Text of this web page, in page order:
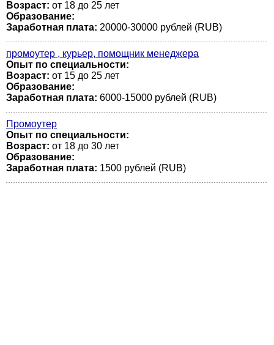
Возраст: от 18 до 25 лет
Образование:
Заработная плата: 20000-30000 рублей (RUB)
промоутер , курьер, помощник менеджера
Опыт по специальности:
Возраст: от 15 до 25 лет
Образование:
Заработная плата: 6000-15000 рублей (RUB)
Промоутер
Опыт по специальности:
Возраст: от 18 до 30 лет
Образование:
Заработная плата: 1500 рублей (RUB)